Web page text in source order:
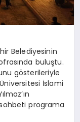
Belediyesinin
buluştu.
gösterileriyle
İslami
programa